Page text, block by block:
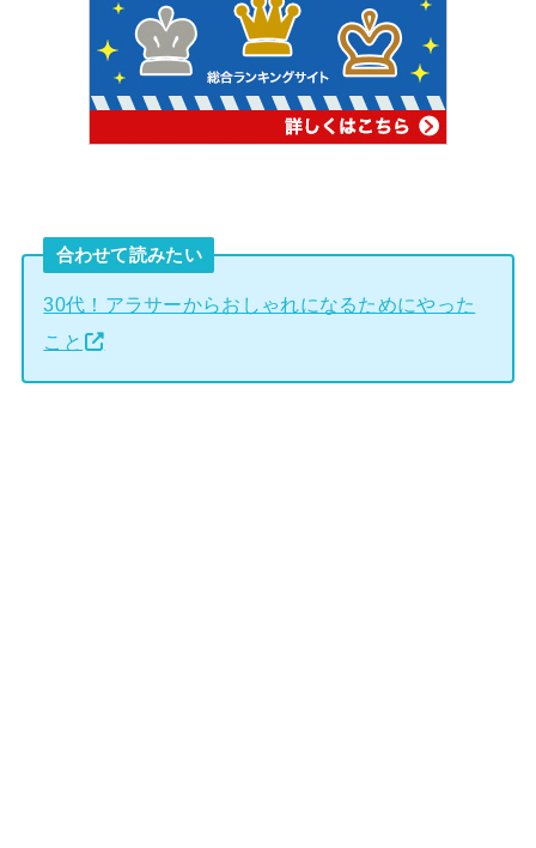
合わせて読みたい
30代！アラサーからおしゃれになるためにやった
こと